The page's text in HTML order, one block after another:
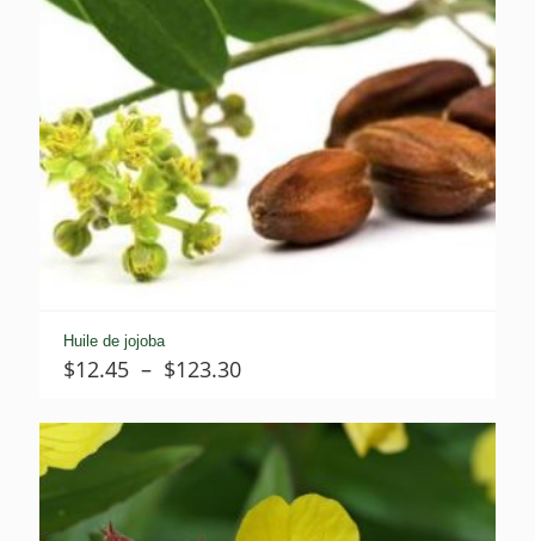
Huile de jojoba
$12.45 – $123.30Plage
$12.45
à
$123.30